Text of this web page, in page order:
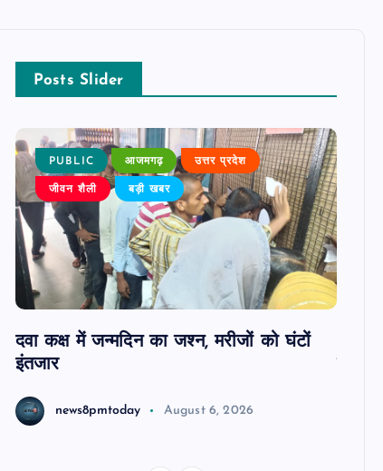
Posts Slider
PUBLIC आजमगढ़ उत्तर प्रदेश
जीवन शैली बड़ी खबर
दवा कक्ष में जन्मदिन का जश्न, मरीजों को घंटों
इंतजार
news8pmtoday August 6, 2026